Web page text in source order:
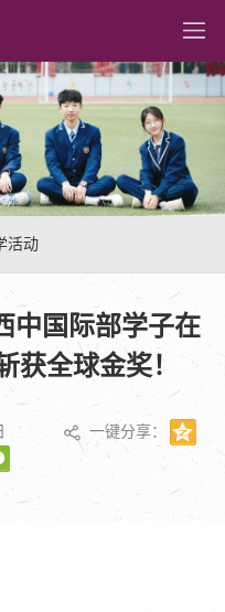
活动
中国际部学子在
获全球金奖！
一键分享：